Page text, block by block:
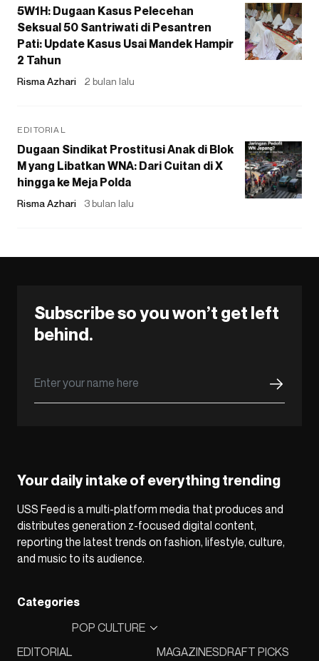
5W1H: Dugaan Kasus Pelecehan
Seksual 50 Santriwati di Pesantren
Pati: Update Kasus Usai Mandek Hampir
2 Tahun
Risma Azhari 2 bulan lalu
EDITORIAL
Dugaan Sindikat Prostitusi Anak di Blok
M yang Libatkan WNA: Dari Cuitan di X
hingga ke Meja Polda
Risma Azhari 3 bulan lalu
Subscribe so you won’t get left
behind.
Your daily intake of everything trending
USS Feed is a multi-platform media that produces and
distributes generation z-focused digital content,
reporting the latest trends on fashion, lifestyle, culture,
and music to its audience.
Categories
EDITORIAL
POP CULTURE
MAGAZINESDRAFT PICKS